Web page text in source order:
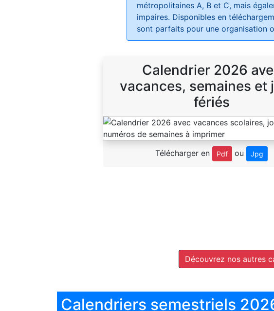
métropolitaines A, B et C, mais
impaires. Disponibles en
sont parfaits pour une organisation
Calendrier 2026
vacances, semaines et
fériés
Télécharger en Pdf ou Jpg
Découvrez nos autres
Calendriers semestriels